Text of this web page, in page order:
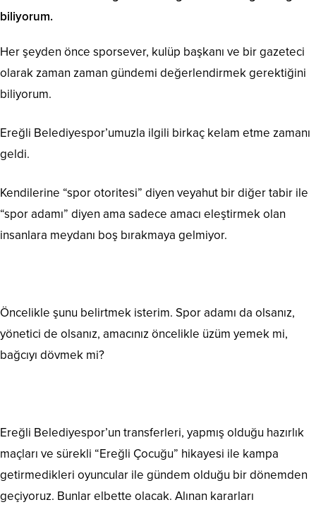
biliyorum.
Her şeyden önce sporsever, kulüp başkanı ve bir gazeteci
olarak zaman zaman gündemi değerlendirmek gerektiğini
biliyorum.
Ereğli Belediyespor’umuzla ilgili birkaç kelam etme zamanı
geldi.
Kendilerine “spor otoritesi” diyen veyahut bir diğer tabir ile
“spor adamı” diyen ama sadece amacı eleştirmek olan
insanlara meydanı boş bırakmaya gelmiyor.
Öncelikle şunu belirtmek isterim. Spor adamı da olsanız,
yönetici de olsanız, amacınız öncelikle üzüm yemek mi,
bağcıyı dövmek mi?
Ereğli Belediyespor’un transferleri, yapmış olduğu hazırlık
maçları ve sürekli “Ereğli Çocuğu” hikayesi ile kampa
getirmedikleri oyuncular ile gündem olduğu bir dönemden
geçiyoruz. Bunlar elbette olacak. Alınan kararları